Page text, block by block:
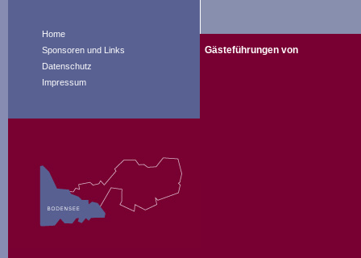
Home
Sponsoren und Links
Datenschutz
Impressum
Gästeführungen von